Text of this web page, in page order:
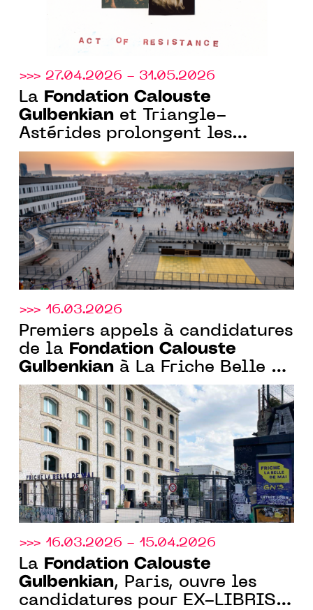
>>> 27.04.2026 - 31.05.2026
La
Fondation Calouste
Gulbenkian et Triangle-
Astérides prolongent les
candidatures pour la résidence
curatoriale à la Friche la Belle
de Mai, Marseille
>>> 16.03.2026
Premiers appels à candidatures
de la
Fondation Calouste
Gulbenkian à La Friche Belle de
Mai et à la Bibliothèque
Gulbenkian et lancement du 4ᵉ
Prix Art Ensemble avec le
CENTQUATRE-PARIS
>>> 16.03.2026 - 15.04.2026
La
Fondation Calouste
Gulbenkian, Paris, ouvre les
candidatures pour EX-LIBRIS,